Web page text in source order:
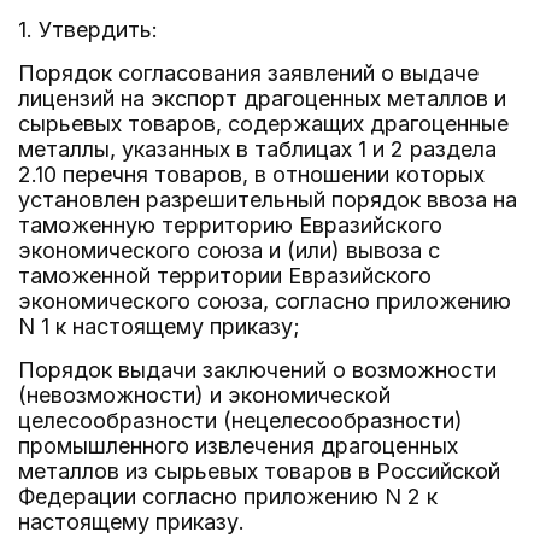
1. Утвердить:
Порядок согласования заявлений о выдаче
лицензий на экспорт драгоценных металлов и
сырьевых товаров, содержащих драгоценные
металлы, указанных в таблицах 1 и 2 раздела
2.10 перечня товаров, в отношении которых
установлен разрешительный порядок ввоза на
таможенную территорию Евразийского
экономического союза и (или) вывоза с
таможенной территории Евразийского
экономического союза, согласно приложению
N 1 к настоящему приказу;
Порядок выдачи заключений о возможности
(невозможности) и экономической
целесообразности (нецелесообразности)
промышленного извлечения драгоценных
металлов из сырьевых товаров в Российской
Федерации согласно приложению N 2 к
настоящему приказу.